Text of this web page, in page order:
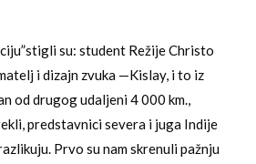
su: student Režije Christo
i dizajn zvuka —Kislay, i to iz
od drugog udaljeni 4 000 km.,
predstavnici severa i juga Indije
Prvo su nam skrenuli pažnju